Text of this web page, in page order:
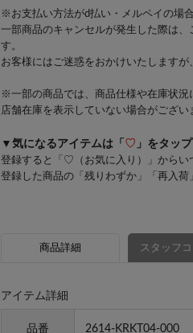
※お支払い方法がd払い・メルペイの場合
一部商品のキャンセルが発生した際は
す。
お客様にはご迷惑をおかけいたしますが
※一部の商品では、商品仕様や在庫状況
店舗在庫を表示していない場合がござい
▼気になるアイテムは「 ♡ 」をタッ
登録すると「♡（お気に入り）」からい
登録した商品の「残りわずか」「再入荷
商品詳細 スタッフ
アイテム詳細
品番 2614-KRKT04-000